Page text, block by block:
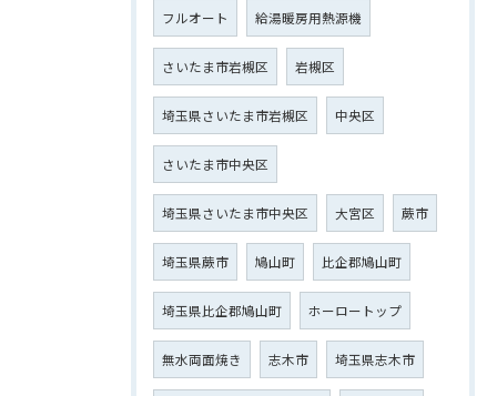
フルオート 給湯暖房用熱源機
さいたま市岩槻区 岩槻区
埼玉県さいたま市岩槻区 中央区
さいたま市中央区
埼玉県さいたま市中央区 大宮区 蕨市
埼玉県蕨市 鳩山町 比企郡鳩山町
埼玉県比企郡鳩山町 ホーロートップ
無水両面焼き 志木市 埼玉県志木市